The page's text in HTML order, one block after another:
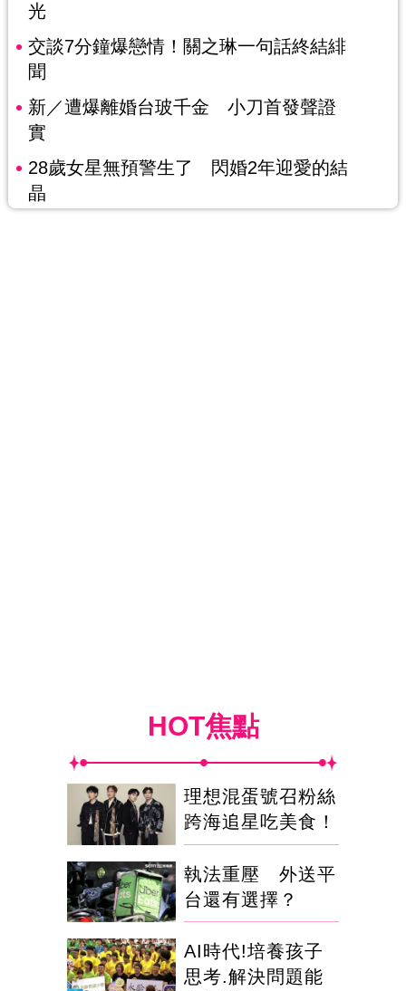
光
交談7分鐘爆戀情！關之琳一句話終結緋
聞
新／遭爆離婚台玻千金 小刀首發聲證
實
28歲女星無預警生了 閃婚2年迎愛的結
晶
HOT焦點
理想混蛋號召粉絲
跨海追星吃美食！
執法重壓 外送平
台還有選擇？
AI時代!培養孩子
思考.解決問題能